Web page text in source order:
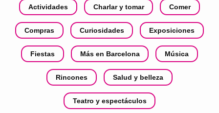
Actividades Charlar y tomar Comer
Compras Curiosidades Exposiciones
Fiestas Más en Barcelona Música
Rincones Salud y belleza
Teatro y espectáculos